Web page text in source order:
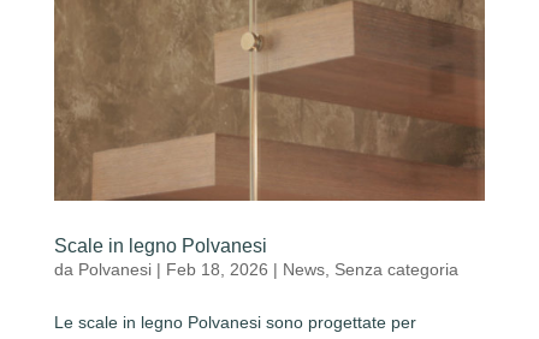
Scale in legno Polvanesi
da Polvanesi| Feb 18, 2026 | News, Senza categoria
Le scale in legno Polvanesi sono progettate per